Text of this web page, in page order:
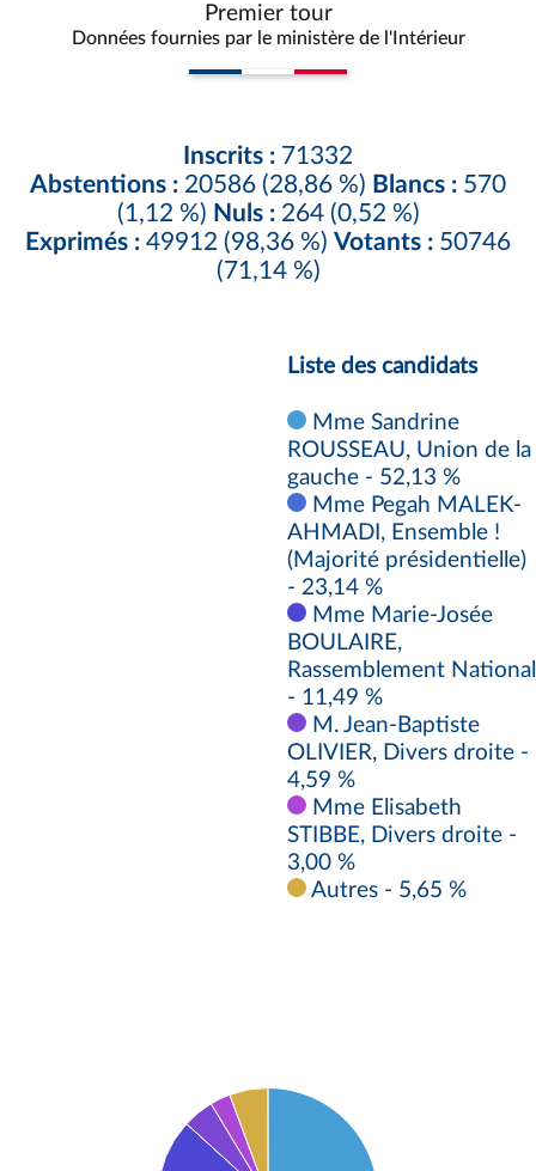
Premier tour
Données fournies par le ministère de l'Intérieur
Inscrits : 71332
Abstentions : 20586 (28,86 %) Blancs : 570
(1,12 %) Nuls :264 (0,52 %)
Exprimés : 49912 (98,36 %) Votants : 50746
(71,14 %)
Liste des candidats
Mme Sandrine
ROUSSEAU, Union de la
gauche - 52,13 %
Mme Pegah MALEK-
AHMADI, Ensemble !
(Majorité présidentielle)
- 23,14 %
Mme Marie-Josée
BOULAIRE,
Rassemblement National
- 11,49 %
M. Jean-Baptiste
OLIVIER, Divers droite -
4,59 %
Mme Elisabeth
STIBBE, Divers droite -
3,00 %
Autres - 5,65 %